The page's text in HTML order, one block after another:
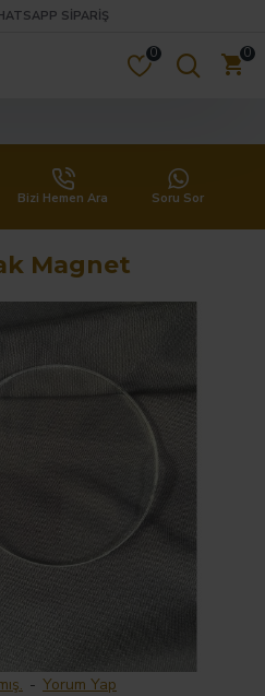
SIPARIŞ
0 0
Bizi Hemen Ara Soru Sor
Magnet
- Yorum Yap